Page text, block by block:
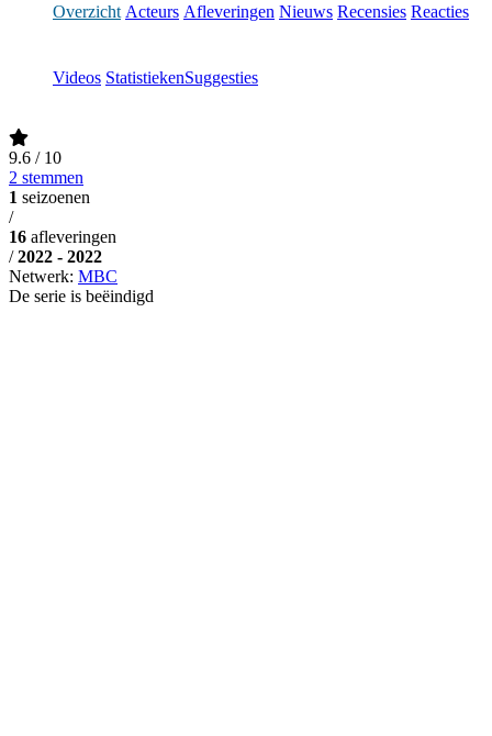
Overzicht Acteurs Afleveringen Nieuws Recensies Reacties
Videos StatistiekenSuggesties
9.6 / 10
2 stemmen
1 seizoenen
/
16 afleveringen
/ 2022 - 2022
Netwerk: MBC
De serie is beëindigd